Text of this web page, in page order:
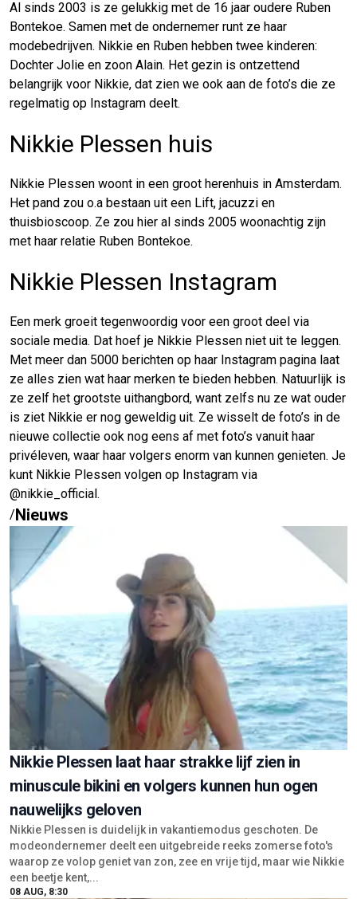
Al sinds 2003 is ze gelukkig met de 16 jaar oudere Ruben
Bontekoe. Samen met de ondernemer runt ze haar
modebedrijven. Nikkie en Ruben hebben twee kinderen:
Dochter Jolie en zoon Alain. Het gezin is ontzettend
belangrijk voor Nikkie, dat zien we ook aan de foto’s die ze
regelmatig op Instagram deelt.
Nikkie Plessen huis
Nikkie Plessen woont in een groot herenhuis in Amsterdam.
Het pand zou o.a bestaan uit een Lift, jacuzzi en
thuisbioscoop. Ze zou hier al sinds 2005 woonachtig zijn
met haar relatie Ruben Bontekoe.
Nikkie Plessen Instagram
Een merk groeit tegenwoordig voor een groot deel via
sociale media. Dat hoef je Nikkie Plessen niet uit te leggen.
Met meer dan 5000 berichten op haar Instagram pagina laat
ze alles zien wat haar merken te bieden hebben. Natuurlijk is
ze zelf het grootste uithangbord, want zelfs nu ze wat ouder
is ziet Nikkie er nog geweldig uit. Ze wisselt de foto’s in de
nieuwe collectie ook nog eens af met foto’s vanuit haar
privéleven, waar haar volgers enorm van kunnen genieten. Je
kunt Nikkie Plessen volgen op Instagram via
@nikkie_official.
/Nieuws
Nikkie Plessen laat haar strakke lijf zien in
minuscule bikini en volgers kunnen hun ogen
nauwelijks geloven
Nikkie Plessen is duidelijk in vakantiemodus geschoten. De
modeondernemer deelt een uitgebreide reeks zomerse foto's
waarop ze volop geniet van zon, zee en vrije tijd, maar wie Nikkie
een beetje kent,...
08 AUG, 8:30